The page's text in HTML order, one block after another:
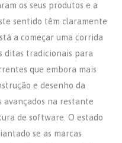
os seus produtos e a
sentido têm claramente
a começar uma corrida
ditas tradicionais para
que embora mais
e desenho da
avançados na restante
de software. O estado
se as marcas